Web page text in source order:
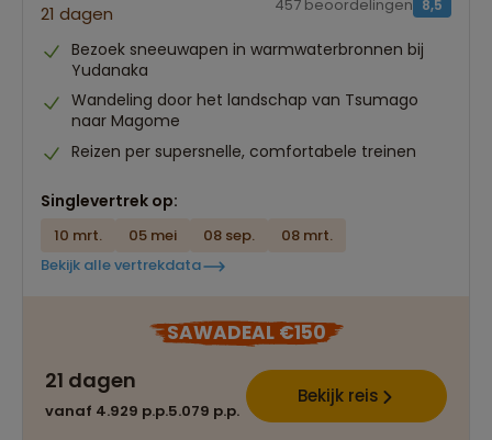
21 dagen 8,5
457 beoordelingen
Bezoek sneeuwapen in warmwaterbronnen bij
Yudanaka
Wandeling door het landschap van Tsumago
naar Magome
Reizen per supersnelle, comfortabele treinen
Singlevertrek op:
10 mrt. 05 mei 08 sep.
08 mrt.
Bekijk alle vertrekdata
SAWADEAL €150
21 dagen
vanaf 4.929 p.p.5.079 p.p.
Bekijk reis